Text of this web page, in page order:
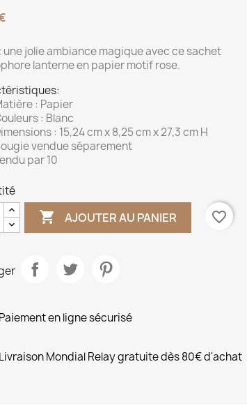
une jolie ambiance magique avec ce sachet
lanterne en papier motif rose.
: Papier
: Blanc
: 15,24 cm x 8,25 cm x 27,3 cm H
vendue séparement
par 10
 AJOUTER AU PANIER favorite_border
Paiement en ligne sécurisé
Livraison Mondial Relay gratuite dès 80€ d'achat